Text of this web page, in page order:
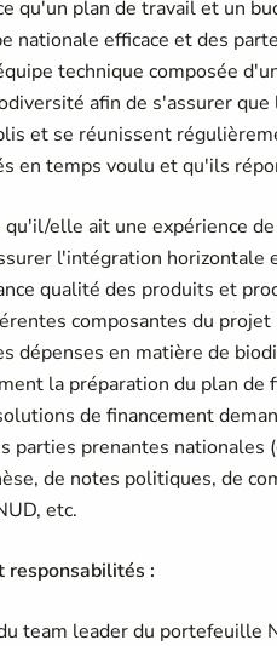
qu'un plan de travail et un
nationale efficace et des
technique composée
afin de s'assurer
et se réunissent
en temps voulu et qu'ils
elle ait une expérience
l'intégration horizontale
qualité des produits et
composantes du
dépenses en matière de
la préparation du plan
de financement
parties prenantes
de notes politiques, de
etc.
responsabilités :
team leader du portefeuille